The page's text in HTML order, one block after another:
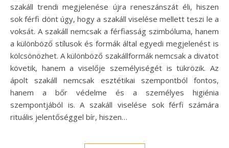
szakáll trendi megjelenése újra reneszánszát éli, hiszen
sok férfi dönt úgy, hogy a szakáll viselése mellett teszi le a
voksát. A szakáll nemcsak a férfiasság szimbóluma, hanem
a különböző stílusok és formák által egyedi megjelenést is
kölcsönözhet. A különböző szakállformák nemcsak a divatot
követik, hanem a viselője személyiségét is tükrözik. Az
ápolt szakáll nemcsak esztétikai szempontból fontos,
hanem a bőr védelme és a személyes higiénia
szempontjából is. A szakáll viselése sok férfi számára
rituális jelentőséggel bír, hiszen…